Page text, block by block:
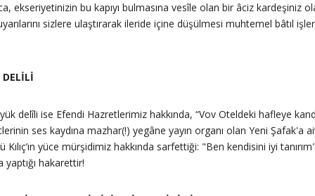
ekseriyetinizin bu kapıyı bulmasına vesîle olan bir âciz
sizlere ulaştırarak ileride içine düşülmesi muhtemel bâtıl
DELİLİ
delîli ise Efendi Hazretlerimiz hakkında, “Vov Oteldeki hafleye
ses kaydına mazhar(!) yegâne yayın organı olan Yeni Şafak'a
yüce mürşidimiz hakkında sarfettiği: "Ben kendisini iyi
hakarettir!